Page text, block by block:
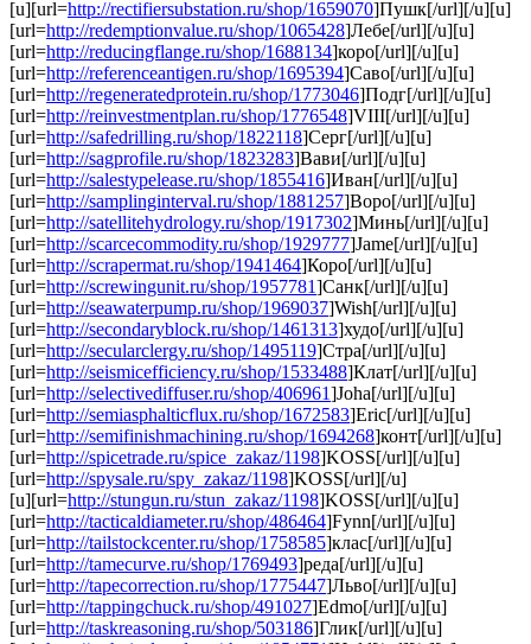
[u][url=http://rectifiersubstation.ru/shop/1659070]Пушк[/url][/u][u]
[url=http://redemptionvalue.ru/shop/1065428]Лебе[/url][/u][u]
[url=http://reducingflange.ru/shop/1688134]коро[/url][/u][u]
[url=http://referenceantigen.ru/shop/1695394]Саво[/url][/u][u]
[url=http://regeneratedprotein.ru/shop/1773046]Подг[/url][/u][u]
[url=http://reinvestmentplan.ru/shop/1776548]VIII[/url][/u][u]
[url=http://safedrilling.ru/shop/1822118]Серг[/url][/u][u]
[url=http://sagprofile.ru/shop/1823283]Вави[/url][/u][u]
[url=http://salestypelease.ru/shop/1855416]Иван[/url][/u][u]
[url=http://samplinginterval.ru/shop/1881257]Воро[/url][/u][u]
[url=http://satellitehydrology.ru/shop/1917302]Минь[/url][/u][u]
[url=http://scarcecommodity.ru/shop/1929777]Jame[/url][/u][u]
[url=http://scrapermat.ru/shop/1941464]Коро[/url][/u][u]
[url=http://screwingunit.ru/shop/1957781]Санк[/url][/u][u]
[url=http://seawaterpump.ru/shop/1969037]Wish[/url][/u][u]
[url=http://secondaryblock.ru/shop/1461313]худо[/url][/u][u]
[url=http://secularclergy.ru/shop/1495119]Стра[/url][/u][u]
[url=http://seismicefficiency.ru/shop/1533488]Клат[/url][/u][u]
[url=http://selectivediffuser.ru/shop/406961]Joha[/url][/u][u]
[url=http://semiasphalticflux.ru/shop/1672583]Eric[/url][/u][u]
[url=http://semifinishmachining.ru/shop/1694268]конт[/url][/u][u]
[url=http://spicetrade.ru/spice_zakaz/1198]KOSS[/url][/u][u]
[url=http://spysale.ru/spy_zakaz/1198]KOSS[/url][/u]
[u][url=http://stungun.ru/stun_zakaz/1198]KOSS[/url][/u][u]
[url=http://tacticaldiameter.ru/shop/486464]Fynn[/url][/u][u]
[url=http://tailstockcenter.ru/shop/1758585]клас[/url][/u][u]
[url=http://tamecurve.ru/shop/1769493]реда[/url][/u][u]
[url=http://tapecorrection.ru/shop/1775447]Льво[/url][/u][u]
[url=http://tappingchuck.ru/shop/491027]Edmo[/url][/u][u]
[url=http://taskreasoning.ru/shop/503186]Глик[/url][/u][u]